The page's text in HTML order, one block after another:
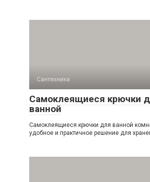
Сантехника
Самоклеящиеся крючки
ванной
Самоклеящиеся крючки для ванной
удобное и практичное решение для